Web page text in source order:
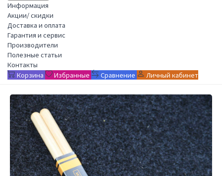
Информация
Акции/ скидки
Доставка и оплата
Гарантия и сервис
Производители
Полезные статьи
Контакты
Корзина
Избранные Сравнение Личный кабинет